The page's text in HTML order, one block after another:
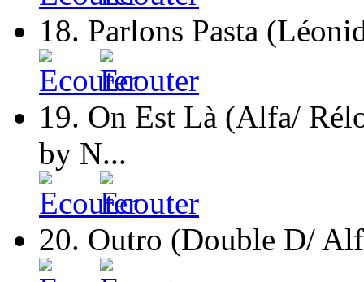
18. Parlons Pasta
19. On Est Là (Alfa/
by N...
20. Outro (Double D/